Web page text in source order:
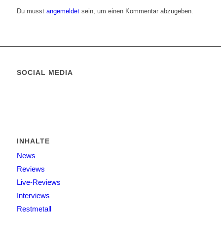
Du musst angemeldetsein, um einen Kommentar abzugeben.
SOCIAL MEDIA
INHALTE
News
Reviews
Live-Reviews
Interviews
Restmetall